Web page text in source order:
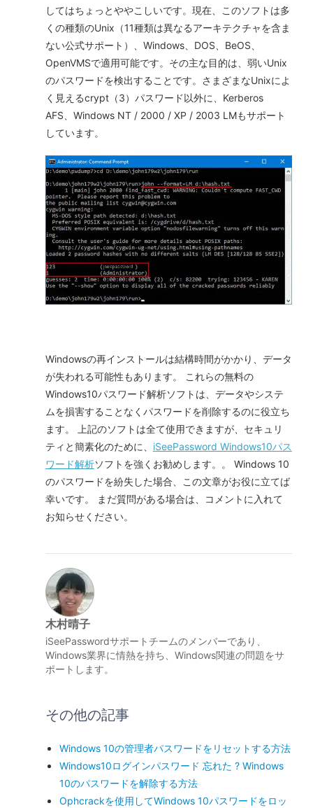
してはちょっとややこしいです。現在、このソフトは多
くの種類のUnix（11種類は異なるアーキテクチャを含ま
ない公式サポート）、Windows、DOS、BeOS、
OpenVMSで適用可能です。その主な目的は、弱いUnix
のパスワードを検出することです。さまざまなUnixによ
く見えるcrypt（3）パスワード以外に、Kerberos
AFS、Windows NT / 2000 / XP / 2003 LMもサポート
しています。
Windowsの再インストールは結構時間がかかり、データ
が失われる可能性もあります。 これらの無料の
Windows10パスワード解析ソフトは、データやシステ
ムを損害することなくパスワードを削除するのに役立ち
ます。 上記のソフトは全て使用できますが、セキュリ
ティと簡素化のために、 iSeePassword Windows10パス
ワード解析ソフトを強くお勧めします。。 Windows 10
のパスワードを紛失した場合、この文章がお役に立てば
幸いです。 まだ質問がある場合は、コメントに入れて
お知らせください。
木村晴子
iSeePasswordサポートチームのメンバーであり、
Windows業界に情熱を持ち、Windows関連の問題をサ
ポートします。
その他の記事
Windows 10の管理者パスワードをリセットする方法
Windows10ログインパスワード 忘れた ? Windows
10のパスワードを解除する方法
Ophcrackを使用してWindows 10パスワードをロッ